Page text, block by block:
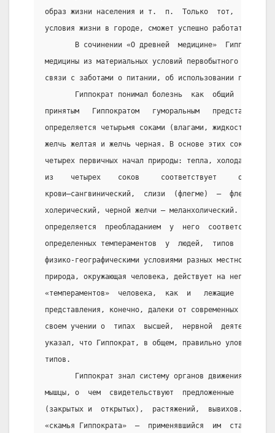
образ жизни населения и т.  п.  Только  тот,  кто
условия жизни в городе, сможет успешно работать в
В сочинении «О древней  медицине»  Гиппократ
медицины из материальных условий первобытного
связи с заботами о питании, об использовании
Гиппократ понимал болезнь  как  общий
принятым   Гиппократом   гуморальным
определяется четырьмя соками (влагами,
желчь желтая и желчь черная. В основе этих соков
четырех первичных начал природы: тепла, холода,
из    четырех    соков     соответствует
крови—сангвинический,  слизи  (флегме)  —
холерический, черной желчи — меланхолический.
определяется  преобладанием  у  него
определенных темпераментов  у  людей,  типов  людей,
физико-географическими условиями разных местностей
природа, окружающая человека, действует на него.
«темпераментов»  человека,  как  и   лежащие   в   ее
представления, конечно, далеки от современных
своем учении о  типах  высшей,  нервной
указал, что Гиппократ, в общем, правильно уловил
типов.
Гиппократ знал систему органов движения  —
мышцы, о  чем  свидетельствуют  предложенные  им
(закрытых и  открытых),  растяжений,  вывихов.  Об
«скамья Гиппократа»  —  применявшийся  им  станок